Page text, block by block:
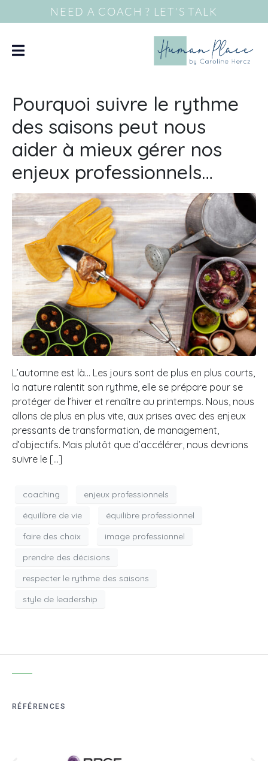
NEED A COACH ? LET'S TALK
Pourquoi suivre le rythme
des saisons peut nous
aider à mieux gérer nos
enjeux professionnels…
L’automne est là… Les jours sont de plus en plus courts,
la nature ralentit son rythme, elle se prépare pour se
protéger de l’hiver et renaître au printemps. Nous, nous
allons de plus en plus vite, aux prises avec des enjeux
pressants de transformation, de management,
d’objectifs. Mais plutôt que d’accélérer, nous devrions
suivre le […]
coaching
enjeux professionnels
équilibre de vie
équilibre professionnel
faire des choix
image professionnel
prendre des décisions
respecter le rythme des saisons
style de leadership
RÉFÉRENCES